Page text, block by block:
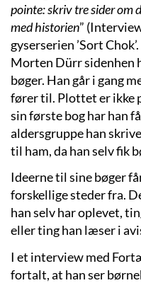
pointe: skriv tre sider om
med historien”
gyserserien ’Sort
Morten Dürr sidenhen
bøger. Han går i gang
fører til. Plottet er ikke
sin første bog har han
aldersgruppe han
til ham, da han selv fik
Ideerne til sine bøger
forskellige steder fra.
han selv har oplevet,
eller ting han læser i
I et interview med
fortalt, at han ser